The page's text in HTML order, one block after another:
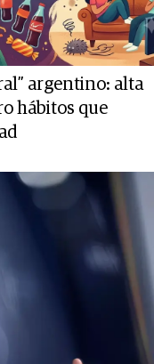
argentino: alta
hábitos que